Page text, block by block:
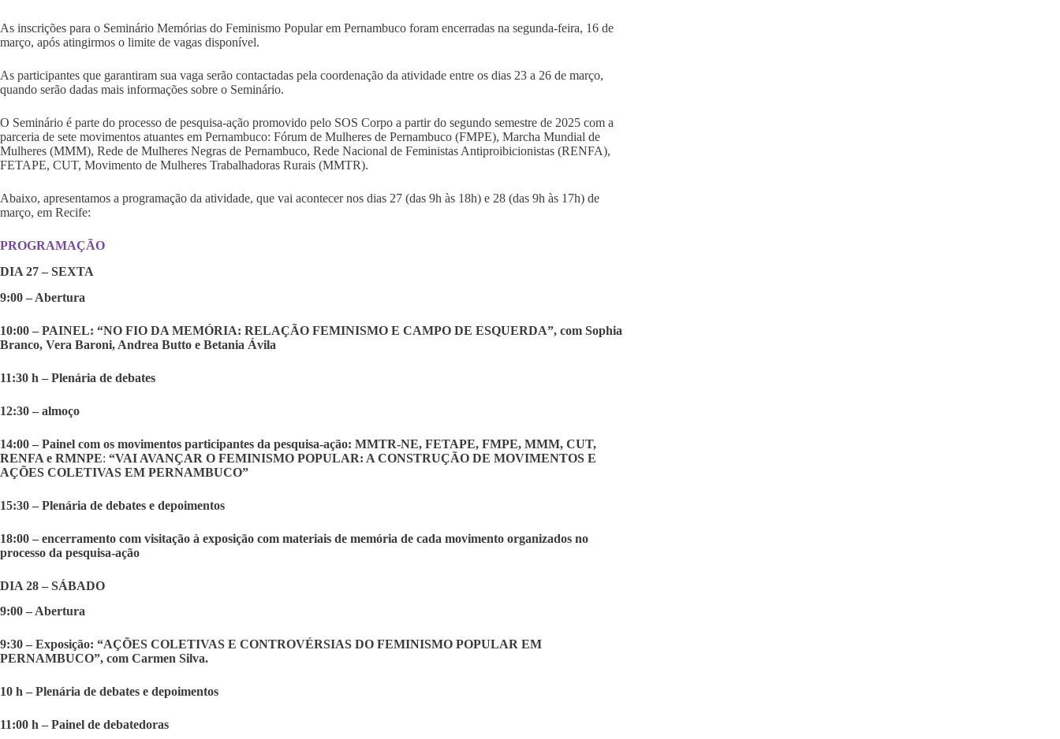
As inscrições para o Seminário Memórias do Feminismo Popular em Pernambuco foram encerradas na segunda-feira, 16 de
março, após atingirmos o limite de vagas disponível.
As participantes que garantiram sua vaga serão contactadas pela coordenação da atividade entre os dias 23 a 26 de março,
quando serão dadas mais informações sobre o Seminário.
O Seminário é parte do processo de pesquisa-ação promovido pelo SOS Corpo a partir do segundo semestre de 2025 com a
parceria de sete movimentos atuantes em Pernambuco: Fórum de Mulheres de Pernambuco (FMPE), Marcha Mundial de
Mulheres (MMM), Rede de Mulheres Negras de Pernambuco, Rede Nacional de Feministas Antiproibicionistas (RENFA),
FETAPE, CUT, Movimento de Mulheres Trabalhadoras Rurais (MMTR).
Abaixo, apresentamos a programação da atividade, que vai acontecer nos dias 27 (das 9h às 18h) e 28 (das 9h às 17h) de
março, em Recife:
PROGRAMAÇÃO
DIA 27 – SEXTA
9:00 – Abertura
10:00 – PAINEL: “NO FIO DA MEMÓRIA: RELAÇÃO FEMINISMO E CAMPO DE ESQUERDA”, com Sophia
Branco, Vera Baroni, Andrea Butto e Betania Ávila
11:30 h – Plenária de debates
12:30 – almoço
14:00 – Painel com os movimentos participantes da pesquisa-ação: MMTR-NE, FETAPE, FMPE, MMM, CUT,
RENFA e RMNPE: “VAI AVANÇAR O FEMINISMO POPULAR: A CONSTRUÇÃO DE MOVIMENTOS E
AÇÕES COLETIVAS EM PERNAMBUCO”
15:30 – Plenária de debates e depoimentos
18:00 – encerramento com visitação à exposição com materiais de memória de cada movimento organizados no
processo da pesquisa-ação
DIA 28 – SÁBADO
9:00 – Abertura
9:30 – Exposição: “AÇÕES COLETIVAS E CONTROVÉRSIAS DO FEMINISMO POPULAR EM
PERNAMBUCO”, com Carmen Silva.
10 h – Plenária de debates e depoimentos
11:00 h – Painel de debatedoras